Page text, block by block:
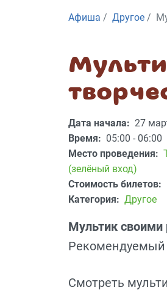
Афиша Другое
Дата начала: 27
Время: 05:00 - 06:00
Место проведения:
(зелёный вход)
Стоимость билетов:
Категория: Другое
Мультик своими
Рекомендуемый
Смотреть